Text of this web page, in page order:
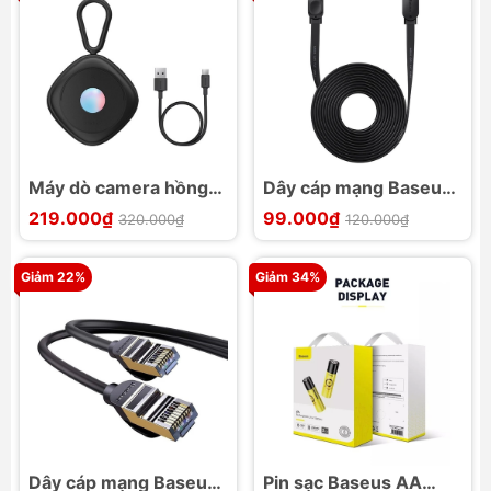
Máy dò camera hồng
ngoại Baseus Heyo
Camera Detector
219.000₫ 320.000₫
Dây cáp mạng Baseus
Ethernet Cable Cat 6
Lan Cable RJ45
Network Cable
99.000₫ 120.000₫
Giảm 22%
Dây cáp mạng Baseus
Giảm 34%
Pin sạc Baseus AA